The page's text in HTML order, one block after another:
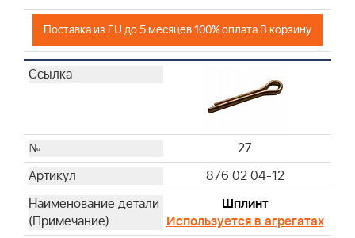
Поставка из EU до 5 месяцев 100% оплата В корзину
27
876 02 04-12
Шплинт
Используется в агрегатах